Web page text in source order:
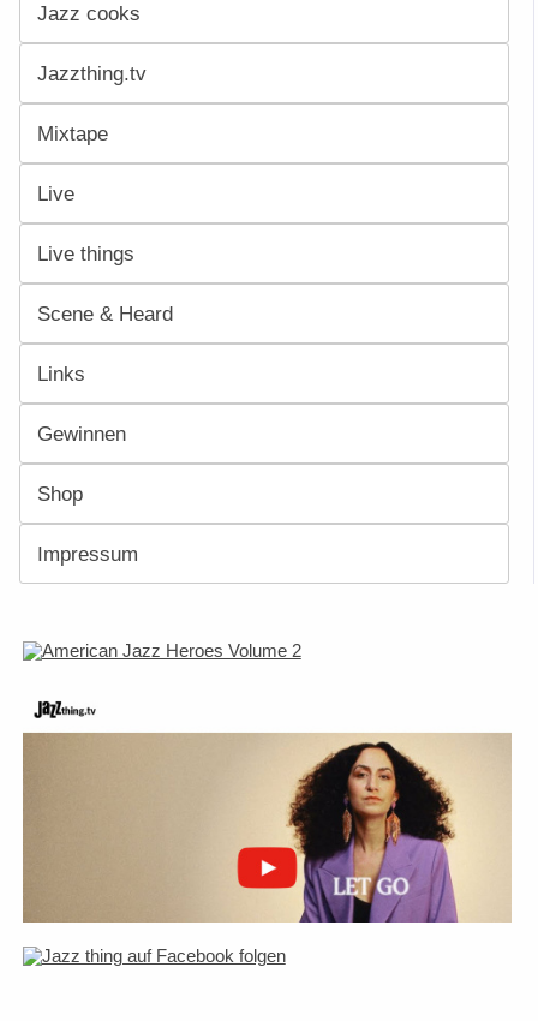
Jazz cooks
Jazzthing.tv
Mixtape
Live
Live things
Scene & Heard
Links
Gewinnen
Shop
Impressum